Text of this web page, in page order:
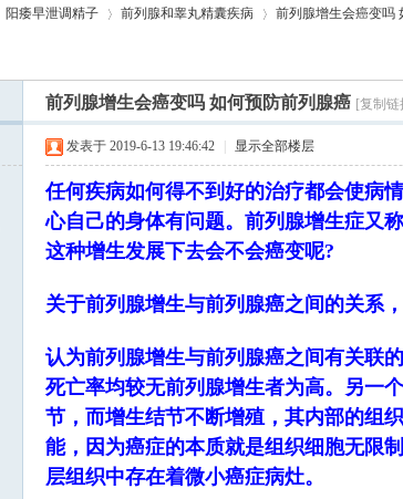
阳痿早泄调精子
›
前列腺和睾丸精囊疾病
›
前列腺增生会癌变吗
前列腺增生会癌变吗 如何预防前列腺癌 [复制链
发表于 2019-6-13 19:46:42 显示全部楼层
任何疾病如何得不到好的治疗都会使病
心自己的身体有问题。前列腺增生症又
这种增生发展下去会不会癌变呢?
关于前列腺增生与前列腺癌之间的关系
认为前列腺增生与前列腺癌之间有关联
死亡率均较无前列腺增生者为高。另一
节，而增生结节不断增殖，其内部的组
能，因为癌症的本质就是组织细胞无限
层组织中存在着微小癌症病灶。